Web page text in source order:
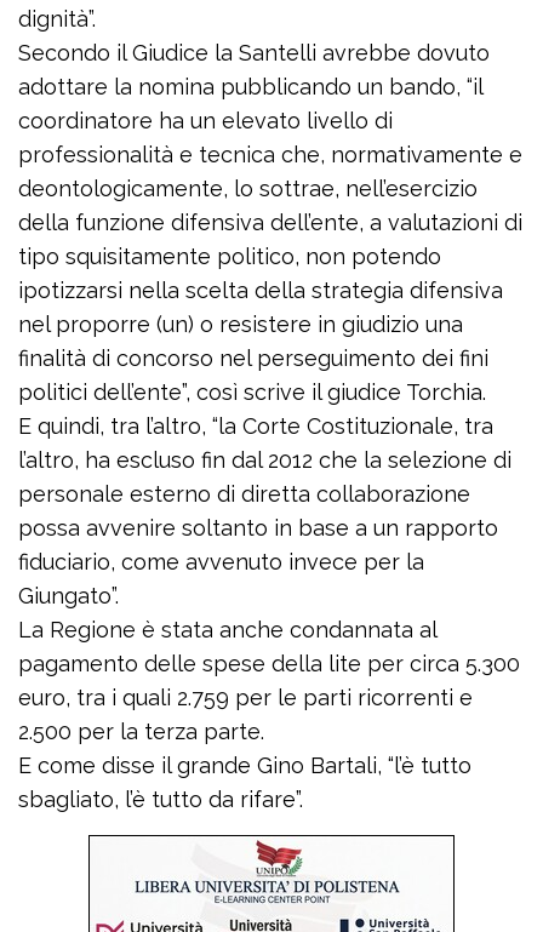
dignità”.
Secondo il Giudice la Santelli avrebbe dovuto
adottare la nomina pubblicando un bando, “il
coordinatore ha un elevato livello di
professionalità e tecnica che, normativamente e
deontologicamente, lo sottrae, nell’esercizio
della funzione difensiva dell’ente, a valutazioni di
tipo squisitamente politico, non potendo
ipotizzarsi nella scelta della strategia difensiva
nel proporre (un) o resistere in giudizio una
finalità di concorso nel perseguimento dei fini
politici dell’ente”, così scrive il giudice Torchia.
E quindi, tra l’altro, “la Corte Costituzionale, tra
l’altro, ha escluso fin dal 2012 che la selezione di
personale esterno di diretta collaborazione
possa avvenire soltanto in base a un rapporto
fiduciario, come avvenuto invece per la
Giungato”.
La Regione è stata anche condannata al
pagamento delle spese della lite per circa 5.300
euro, tra i quali 2.759 per le parti ricorrenti e
2.500 per la terza parte.
E come disse il grande Gino Bartali, “l’è tutto
sbagliato, l’è tutto da rifare”.